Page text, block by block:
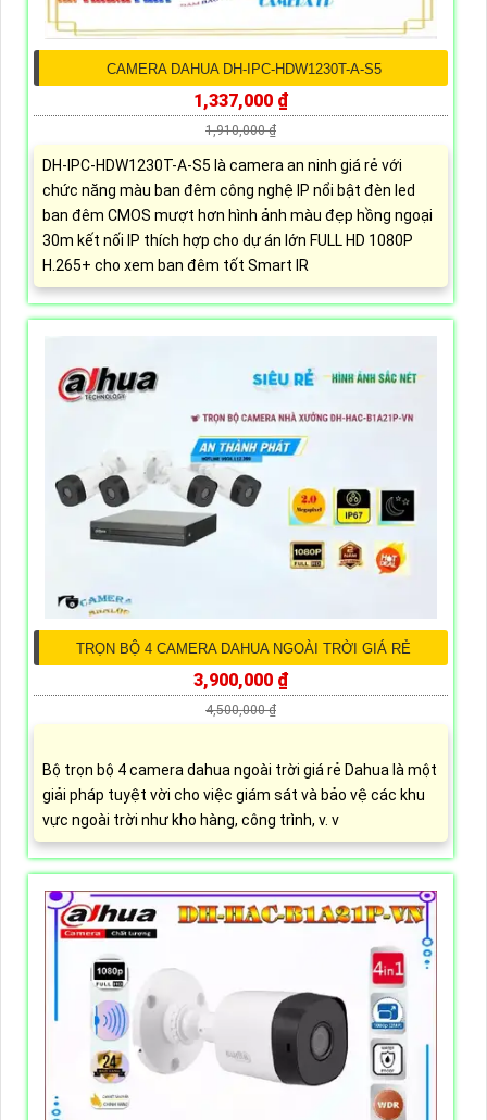
CAMERA DAHUA DH-IPC-HDW1230T-A-S5
1,337,000 ₫
1,910,000 ₫
DH-IPC-HDW1230T-A-S5 là camera an ninh giá rẻ với
chức năng màu ban đêm công nghệ IP nổi bật đèn led
ban đêm CMOS mượt hơn hình ảnh màu đẹp hồng ngoại
30m kết nối IP thích hợp cho dự án lớn FULL HD 1080P
H.265+ cho xem ban đêm tốt Smart IR
TRỌN BỘ 4 CAMERA DAHUA NGOÀI TRỜI GIÁ RẺ
3,900,000 ₫
4,500,000 ₫
Bộ trọn bộ 4 camera dahua ngoài trời giá rẻ Dahua là một
giải pháp tuyệt vời cho việc giám sát và bảo vệ các khu
vực ngoài trời như kho hàng, công trình, v. v